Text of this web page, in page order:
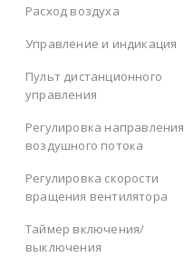
Расход воздуха
Управление и индикация
Пульт дистанционного
управления
Регулировка направления
воздушного потока
Регулировка скорости
вращения вентилятора
Таймер включения/
выключения